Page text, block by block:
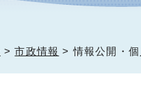
>市政情報 > 情報公開・